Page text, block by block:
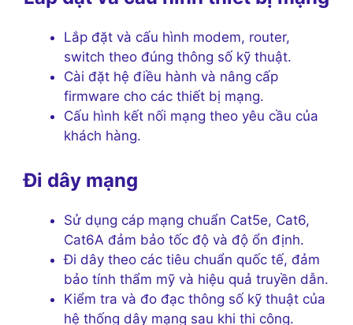
Lắp đặt và cấu hình modem, router,
switch theo đúng thông số kỹ thuật.
Cài đặt hệ điều hành và nâng cấp
firmware cho các thiết bị mạng.
Cấu hình kết nối mạng theo yêu cầu của
khách hàng.
Đi dây mạng
Sử dụng cáp mạng chuẩn Cat5e, Cat6,
Cat6A đảm bảo tốc độ và độ ổn định.
Đi dây theo các tiêu chuẩn quốc tế, đảm
bảo tính thẩm mỹ và hiệu quả truyền dẫn.
Kiểm tra và đo đạc thông số kỹ thuật của
hệ thống dây mạng sau khi thi công.